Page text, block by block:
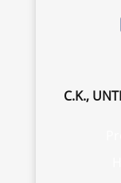
C.K.,